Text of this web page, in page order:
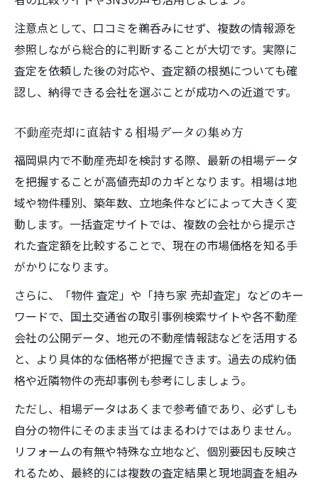
注意点として、口コミを鵜呑みにせず、複数の情報源を
参照しながら総合的に判断することが大切です。実際に
査定を依頼した後の対応や、査定額の根拠についても確
認し、納得できる会社を選ぶことが成功への近道です。
不動産売却に直結する相場データの集め方
福岡県内で不動産売却を検討する際、最新の相場データ
を把握することが高値売却のカギとなります。相場は地
域や物件種別、築年数、立地条件などによって大きく変
動します。一括査定サイトでは、複数の会社から提示さ
れた査定額を比較することで、現在の市場価格を知る手
がかりになります。
さらに、「物件 査定」や「持ち家 売却査定」などのキー
ワードで、国土交通省の取引事例検索サイトや各不動産
会社の公開データ、地元の不動産情報誌などを活用する
と、より具体的な価格帯が把握できます。過去の成約価
格や近隣物件の売却事例も参考にしましょう。
ただし、相場データはあくまで参考値であり、必ずしも
自分の物件にそのまま当てはまるわけではありません。
リフォームの有無や特殊な立地など、個別要因も反映さ
れるため、最終的には複数の査定結果と現地調査を組み